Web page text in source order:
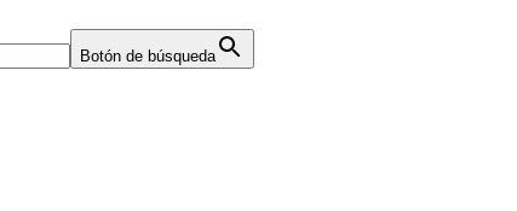
Botón de búsqueda